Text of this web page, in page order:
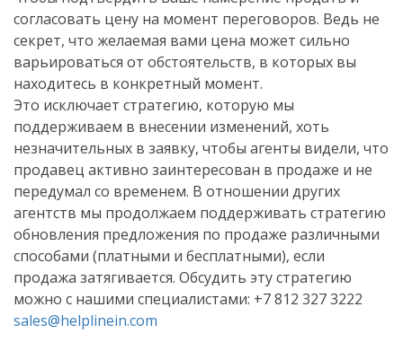
согласовать цену на момент переговоров. Ведь не
секрет, что желаемая вами цена может сильно
варьироваться от обстоятельств, в которых вы
находитесь в конкретный момент.
Это исключает стратегию, которую мы
поддерживаем в внесении изменений, хоть
незначительных в заявку, чтобы агенты видели, что
продавец активно заинтересован в продаже и не
передумал со временем. В отношении других
агентств мы продолжаем поддерживать стратегию
обновления предложения по продаже различными
способами (платными и бесплатными), если
продажа затягивается. Обсудить эту стратегию
можно с нашими специалистами: +7 812 327 3222
sales@helplinein.com